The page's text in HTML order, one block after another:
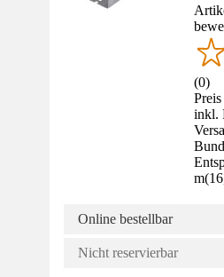
(0)
inkl.
m(
Online bestellbar
Nicht reservierbar